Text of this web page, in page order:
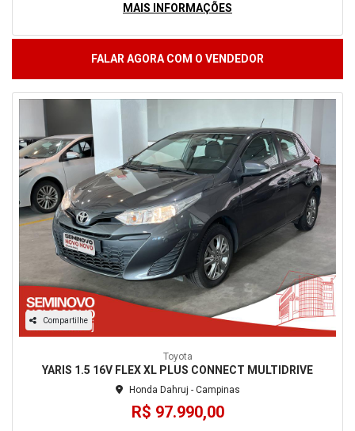
MAIS INFORMAÇÕES
FALAR AGORA COM O VENDEDOR
Compartilhe
Toyota
YARIS 1.5 16V FLEX XL PLUS CONNECT MULTIDRIVE
Honda Dahruj - Campinas
R$ 97.990,00